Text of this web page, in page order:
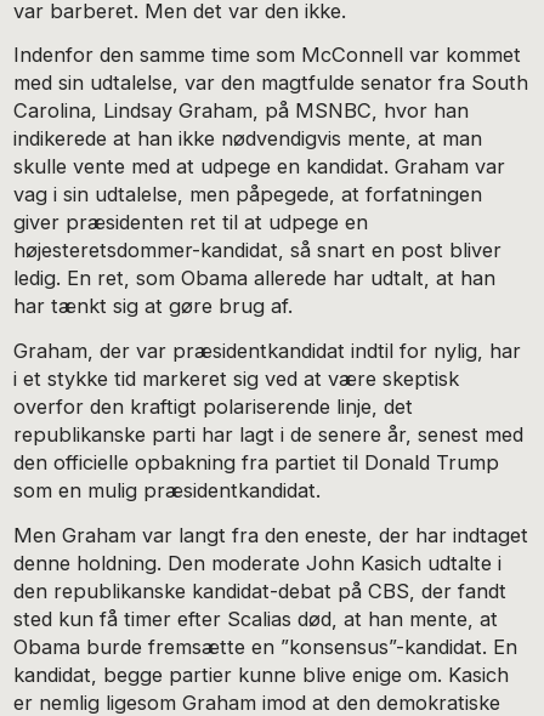
var barberet. Men det var den ikke.
Indenfor den samme time som McConnell var kommet
med sin udtalelse, var den magtfulde senator fra South
Carolina, Lindsay Graham, på MSNBC, hvor han
indikerede at han ikke nødvendigvis mente, at man
skulle vente med at udpege en kandidat. Graham var
vag i sin udtalelse, men påpegede, at forfatningen
giver præsidenten ret til at udpege en
højesteretsdommer-kandidat, så snart en post bliver
ledig. En ret, som Obama allerede har udtalt, at han
har tænkt sig at gøre brug af.
Graham, der var præsidentkandidat indtil for nylig, har
i et stykke tid markeret sig ved at være skeptisk
overfor den kraftigt polariserende linje, det
republikanske parti har lagt i de senere år, senest med
den officielle opbakning fra partiet til Donald Trump
som en mulig præsidentkandidat.
Men Graham var langt fra den eneste, der har indtaget
denne holdning. Den moderate John Kasich udtalte i
den republikanske kandidat-debat på CBS, der fandt
sted kun få timer efter Scalias død, at han mente, at
Obama burde fremsætte en ”konsensus”-kandidat. En
kandidat, begge partier kunne blive enige om. Kasich
er nemlig ligesom Graham imod at den demokratiske